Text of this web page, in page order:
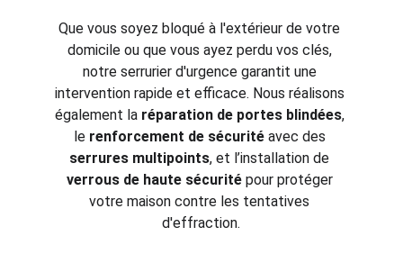
Que vous soyez bloqué à l'extérieur de votre
domicile ou que vous ayez perdu vos clés,
notre serrurier d'urgence garantit une
intervention rapide et efficace. Nous réalisons
également la réparation de portes blindées,
le renforcement de sécurité avec des
serrures multipoints, et l’installation de
verrous de haute sécurité pour protéger
votre maison contre les tentatives
d'effraction.